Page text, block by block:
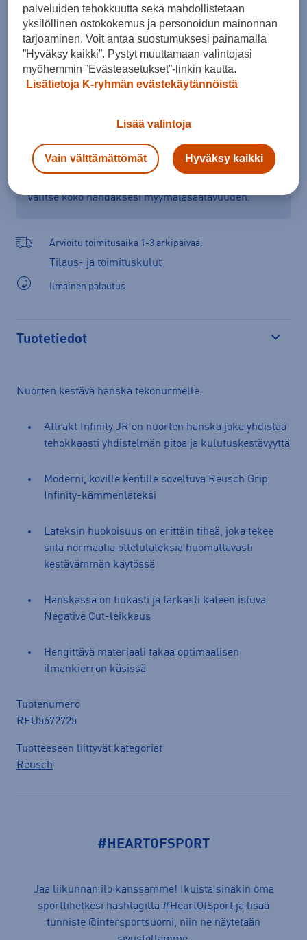
Lisää ostoskoriin
Tarkista saatavuus ja tilaa myymälästä
Verkkokauppa: SaatavillaMyymälät: Saatavilla
Valitse koko nähdäksesi myymäläsaatavuuden.
Arvioitu toimitusaika 1-3 arkipäivää.
Tilaus- ja toimituskulut
Ilmainen palautus
Tuotetiedot
Nuorten kestävä hanska tekonurmelle.
Attrakt Infinity JR on nuorten hanska joka yhdistää
tehokkaasti yhdistelmän pitoa ja kulutuskestävyyttä
Moderni, koville kentille soveltuva Reusch Grip
Infinity-kämmenlateksi
Lateksin huokoisuus on erittäin tiheä, joka tekee
siitä normaalia ottelulateksia huomattavasti
kestävämmän käytössä
Hanskassa on tiukasti ja tarkasti käteen istuva
Negative Cut-leikkaus
Hengittävä materiaali takaa optimaalisen
ilmankierron käsissä
Tuotenumero
REU5672725
Tuotteeseen liittyvät kategoriat
Reusch
#HEARTOFSPORT
Jaa liikunnan ilo kanssamme! Ikuista sinäkin oma
sporttihetkesi hashtagilla #HeartOfSport ja lisää
tunniste @intersportsuomi, niin ne näytetään
palveluiden tehokkuutta sekä mahdollistetaan
yksilöllinen ostokokemus ja personoidun mainonnan
tarjoaminen. Voit antaa suostumuksesi painamalla
”Hyväksy kaikki”. Pystyt muuttamaan valintojasi
myöhemmin ”Evästeasetukset”-linkin kautta.
Lisätietoja K-ryhmän evästekäytännöistä
Lisää valintoja
Vain välttämättömät Hyväksy kaikki